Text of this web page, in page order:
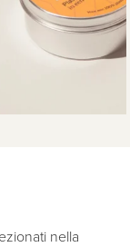
nella